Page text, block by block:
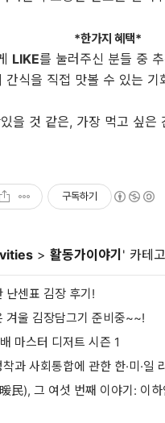
*한가지 혜택*
LIKE를 눌러주신 분들 중
간식을 직접 맛볼 수 있는 기
을 것 같은, 가장 먹고 싶은
구독하기
> 활동가이야기 ' 카테
난센표 김장 후기!
겨울 김장담그기 준비중~~!
마스터 디저트 시즌 1